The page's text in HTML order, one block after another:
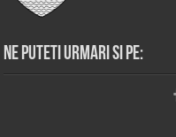
Ne puteti urmari si pe: